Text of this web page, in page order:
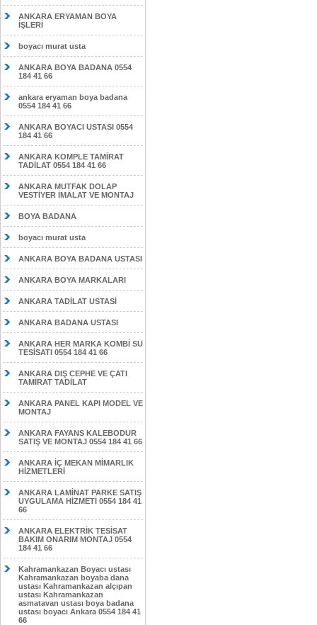
ANKARA ERYAMAN BOYA
İŞLERİ
boyacı murat usta
ANKARA BOYA BADANA 0554
184 41 66
ankara eryaman boya badana
0554 184 41 66
ANKARA BOYACI USTASI 0554
184 41 66
ANKARA KOMPLE TAMİRAT
TADİLAT 0554 184 41 66
ANKARA MUTFAK DOLAP
VESTİYER İMALAT VE MONTAJ
BOYA BADANA
boyacı murat usta
ANKARA BOYA BADANA USTASI
ANKARA BOYA MARKALARI
ANKARA TADİLAT USTASİ
ANKARA BADANA USTASI
ANKARA HER MARKA KOMBİ SU
TESİSATI 0554 184 41 66
ANKARA DIŞ CEPHE VE ÇATI
TAMİRAT TADİLAT
ANKARA PANEL KAPI MODEL VE
MONTAJ
ANKARA FAYANS KALEBODUR
SATIŞ VE MONTAJ 0554 184 41 66
ANKARA İÇ MEKAN MİMARLIK
HİZMETLERİ
ANKARA LAMİNAT PARKE SATIŞ
UYGULAMA HİZMETİ 0554 184 41
66
ANKARA ELEKTRİK TESİSAT
BAKIM ONARIM MONTAJ 0554
184 41 66
Kahramankazan Boyacı ustası
Kahramankazan boyaba dana
ustası Kahramankazan alçıpan
ustası Kahramankazan
asmatavan ustası boya badana
ustası boyacı Ankara 0554 184 41
66